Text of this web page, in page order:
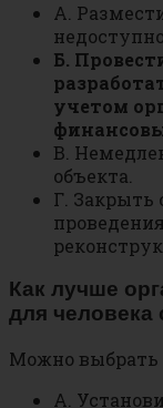
А.
Б.
учетом
В.
объекта.
Г. Закрыть
Как лучше
для человека
Можно выбрать
А.